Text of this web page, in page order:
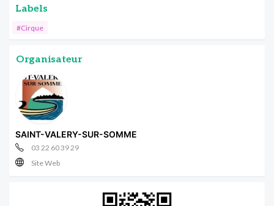
Labels
#Cirque
Organisateur
SAINT-VALERY-SUR-SOMME
03 22 60 39 29
Site Web